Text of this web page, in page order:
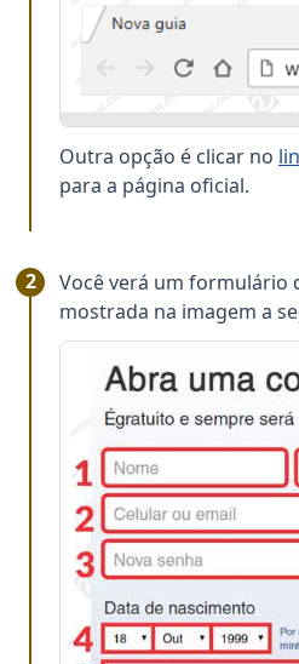
Outra opção é clicar no
para a página oficial.
Você verá um formulário
mostrada na imagem a